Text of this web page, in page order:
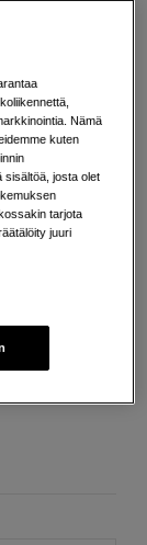
Lue lisää
Nämä
kuten
sisältöä, josta olet
tarjota
juuri